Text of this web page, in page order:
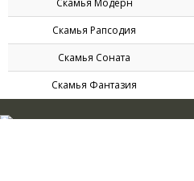
Скамья Рапсодия
Скамья Соната
Скамья Фантазия